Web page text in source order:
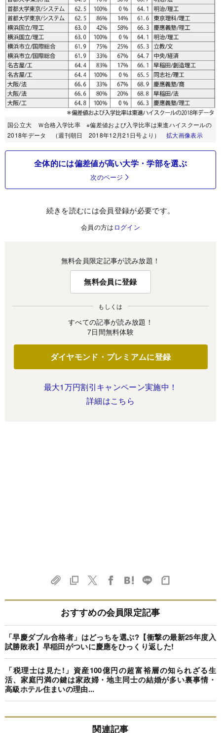
国公立大 Ｗ合格入学比率 ※偏差値および入学比率は東進ハイスクールの
2018年データ （週刊朝日 2018年12月21日号より） 拡大画像表示
全体的には偏差値が高い大学・学部を選ぶ
次のページ
続きを読むには会員登録が必要です。
会員の方は ログイン
無料会員限定記事が読み放題！
無料会員に登録
もしくは
すべての記事が読み放題！
7日間無料体験
ダイヤモンド・プレミアムに登録
最大1万円割引キャンペーン実施中！
詳細はこちら
おすすめの会員限定記事
「早慶ダブル合格者」はどっちを選ぶ?【衝撃の最新25年度入
試勝敗表】早稲田がついに慶應をひっくり返した!
「税理士は見た!」資産100億円の超富裕層の知られざる生
活、家庭円満の鍵は家政婦・地主同士の結婚が多い裏事情・
高級ホテル住まいの理由...
関連記事